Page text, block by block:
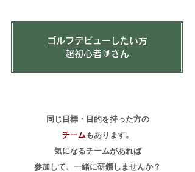
​ゴルフデビューしたい方
超初心者🔰さん
同じ目標・目的を持った方の
チームもあります。
気になるチームがあれば
​参加して、一緒に研鑽しませんか？